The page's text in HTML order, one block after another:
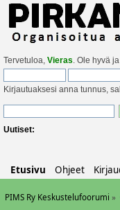
Tervetuloa, Vieras. Ole hyvä ja
Kirjautuaksesi anna tunnus,
Uutiset:
Etusivu Ohjeet
PIMS Ry Keskustelufoorumi »